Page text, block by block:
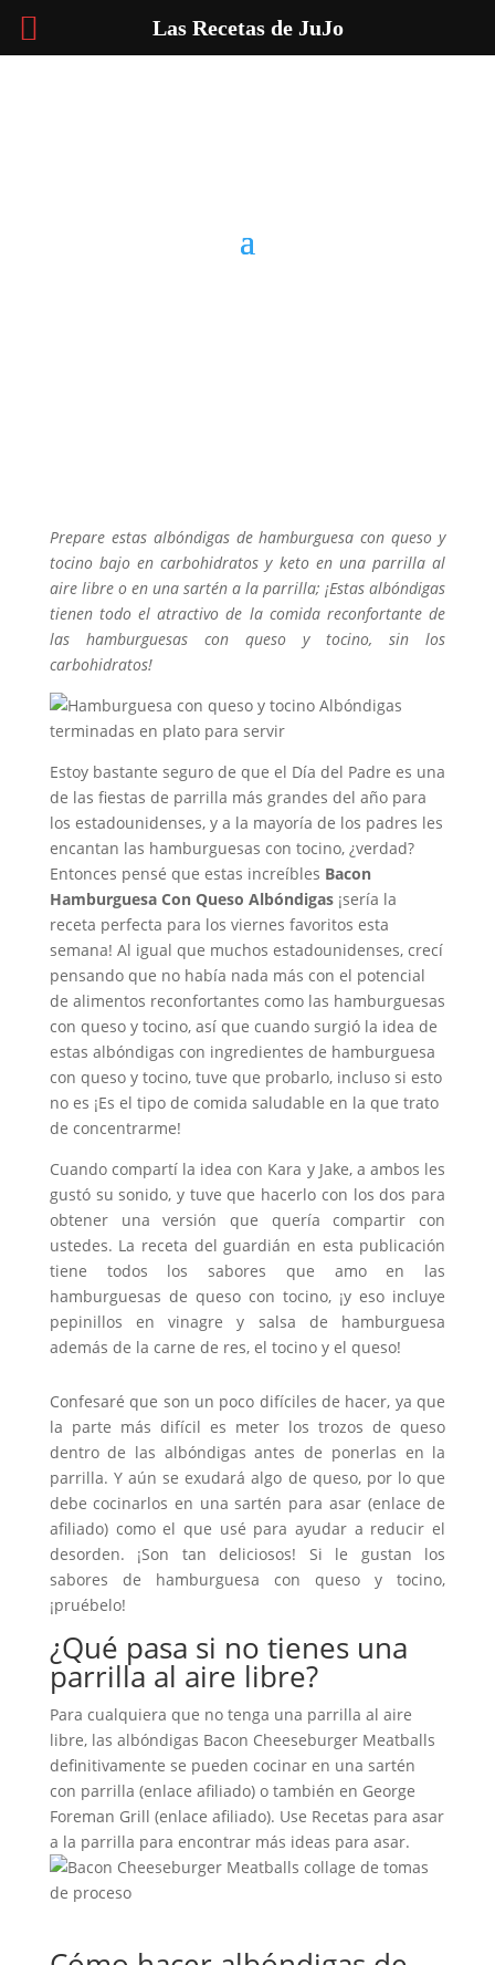
Prepare estas albóndigas de hamburguesa con queso y
tocino bajo en carbohidratos y keto en una parrilla al
aire libre o en una sartén a la parrilla; ¡Estas albóndigas
tienen todo el atractivo de la comida reconfortante de
las hamburguesas con queso y tocino, sin los
carbohidratos!
Estoy bastante seguro de que el Día del Padre es una
de las fiestas de parrilla más grandes del año para
los estadounidenses, y a la mayoría de los padres les
encantan las hamburguesas con tocino, ¿verdad?
Entonces pensé que estas increíbles Bacon
Hamburguesa Con Queso Albóndigas¡sería la
receta perfecta para los viernes favoritos esta
semana! Al igual que muchos estadounidenses, crecí
pensando que no había nada más con el potencial
de alimentos reconfortantes como las hamburguesas
con queso y tocino, así que cuando surgió la idea de
estas albóndigas con ingredientes de hamburguesa
con queso y tocino, tuve que probarlo, incluso si esto
no es ¡Es el tipo de comida saludable en la que trato
de concentrarme!
Cuando compartí la idea con Kara y Jake, a ambos les
gustó su sonido, y tuve que hacerlo con los dos para
obtener una versión que quería compartir con
ustedes. La receta del guardián en esta publicación
tiene todos los sabores que amo en las
hamburguesas de queso con tocino, ¡y eso incluye
pepinillos en vinagre y salsa de hamburguesa
además de la carne de res, el tocino y el queso!
Confesaré que son un poco difíciles de hacer, ya que
la parte más difícil es meter los trozos de queso
dentro de las albóndigas antes de ponerlas en la
parrilla. Y aún se exudará algo de queso, por lo que
debe cocinarlos en una sartén para asar (enlace de
afiliado) como el que usé para ayudar a reducir el
desorden. ¡Son tan deliciosos! Si le gustan los
sabores de hamburguesa con queso y tocino,
¡pruébelo!
¿Qué pasa si no tienes una
parrilla al aire libre?
Para cualquiera que no tenga una parrilla al aire
libre, las albóndigas Bacon Cheeseburger Meatballs
definitivamente se pueden cocinar en una sartén
con parrilla (enlace afiliado) o también en George
Foreman Grill (enlace afiliado). Use Recetas para asar
a la parrilla para encontrar más ideas para asar.
Las Recetas de JuJo